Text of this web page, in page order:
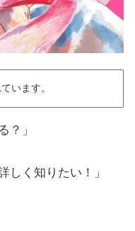
います。
？」
しく知りたい！」